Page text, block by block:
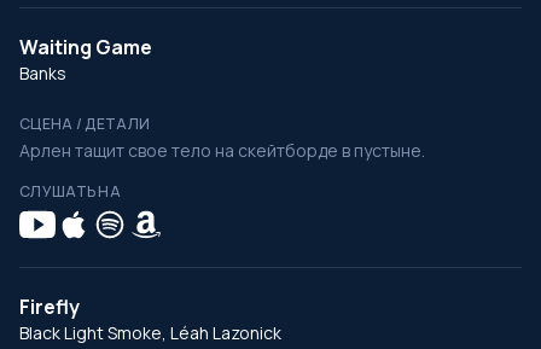
Waiting Game
Banks
СЦЕНА / ДЕТАЛИ
Арлен тащит свое тело на скейтборде в пустыне.
СЛУШАТЬ НА
Firefly
Black Light Smoke, Léah Lazonick